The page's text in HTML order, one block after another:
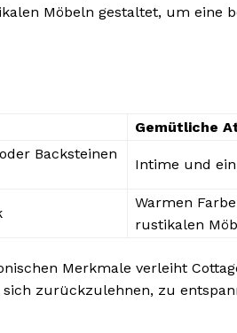
Möbeln gestaltet, um eine
Gemütliche
Backsteinen
Intime und
Warmen
rustikalen
Merkmale verleiht
zurückzulehnen, zu